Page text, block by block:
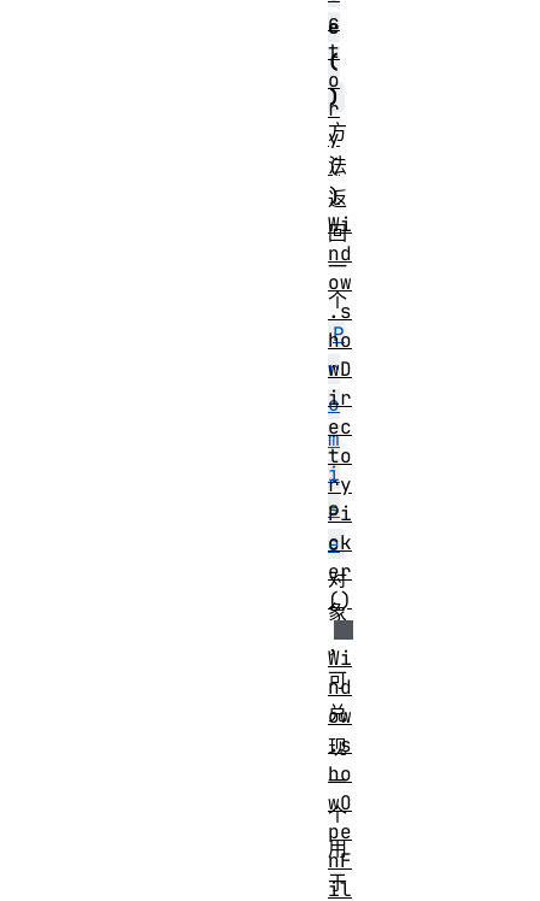
e
(
)
方
法
返
回
一
个
P
r
o
m
i
s
e
对
象
，
可
兑
现
一
个
用
于
c
t
o
r
y
(
)
Wi
nd
ow
.s
ho
wD
ir
ec
to
ry
Pi
ck
er
()
Wi
nd
ow
.s
ho
wO
pe
nF
il